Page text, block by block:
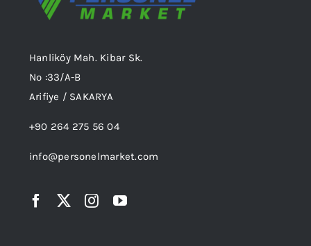
Hanliköy Mah. Kibar Sk.
No :33/A-B
Arifiye / SAKARYA
+90 264 275 56 04
info@personelmarket.com